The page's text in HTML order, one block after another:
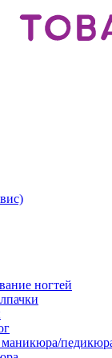
ногтей
маникюра/